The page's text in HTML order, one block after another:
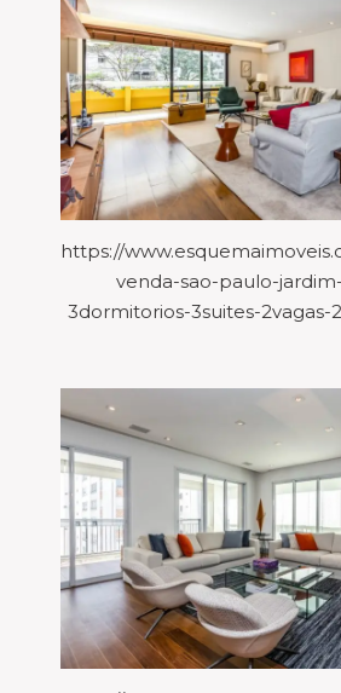
https://
venda-sao-paulo-
3dormitorios-3suites-2vagas-